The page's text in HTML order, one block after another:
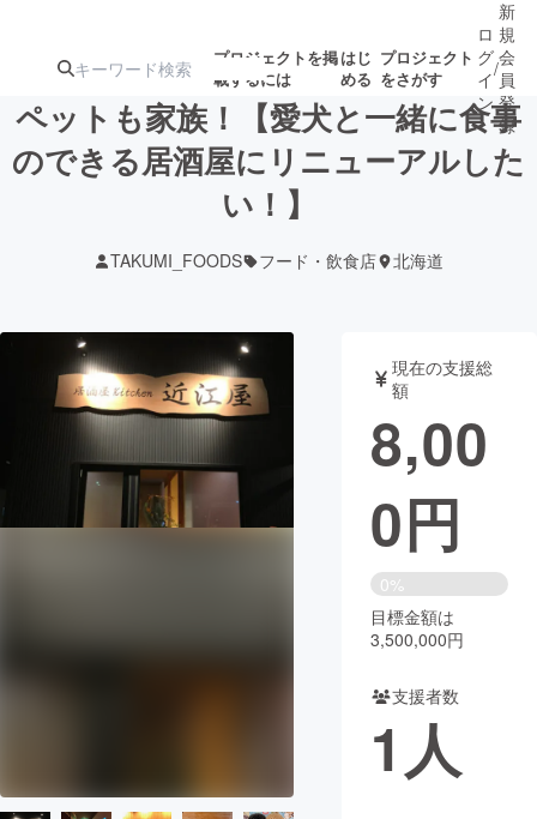
プロジェクトを掲
載するには
はじ
める
プロジェクト
をさがす
注目の新着プロ 募集終了が近いプ
テクノロジー・ガジェット
映像・映画 書籍・雑誌
ビジネス・起業 チャレンジ
CAMPFIRE Creation
コミュニティ
ロ
グ
イ
ン
/
新
規
会
員
登
録
ペットも家族！【愛犬と一緒に食事
のできる居酒屋にリニューアルした
い！】
TAKUMI_FOODS フード・飲食店 北海道
現在の支援総
額
8,00
0円
0%
目標金額は
3,500,000円
支援者数
1人